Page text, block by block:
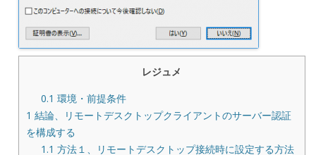
レジュメ
0.1 環境・前提条件
1 結論、リモートデスクトップクライアントのサーバー認証
を構成する
1.1 方法１、リモートデスクトップ接続時に設定する方法